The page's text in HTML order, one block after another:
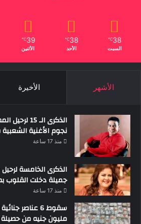
38
℃
السبت
38
℃
الأحد
39
℃
الأثنين
الأشهر الأخيرة
الذكرى الـ
نجوم الأغنية
منذ 17 ساعة
الذكرى الخامسة لرحيل
جميلة دخلت القلوب
منذ 17 ساعة
مليون جنيه من حصيلة